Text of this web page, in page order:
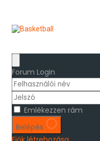
Forum Login
Emlékezzen rám
Belépés